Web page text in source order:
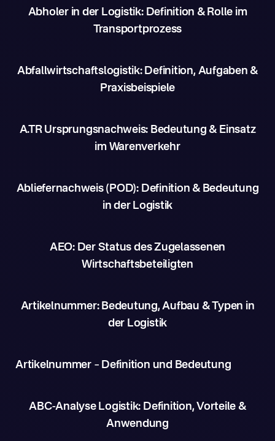
Abholer in der Logistik: Definition & Rolle im
Transportprozess
Abfallwirtschaftslogistik: Definition, Aufgaben &
Praxisbeispiele
A.TR Ursprungsnachweis: Bedeutung & Einsatz
im Warenverkehr
Abliefernachweis (POD): Definition & Bedeutung
in der Logistik
AEO: Der Status des Zugelassenen
Wirtschaftsbeteiligten
Artikelnummer: Bedeutung, Aufbau & Typen in
der Logistik
Artikelnummer – Definition und Bedeutung
ABC-Analyse Logistik: Definition, Vorteile &
Anwendung